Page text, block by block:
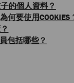
的個人資料？
何要使用COOKIES
包括哪些？